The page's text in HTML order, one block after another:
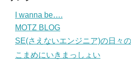
I wanna be….
MOTZ BLOG
SE(さえないエンジニア)の日々
こまめにいきまっしょい